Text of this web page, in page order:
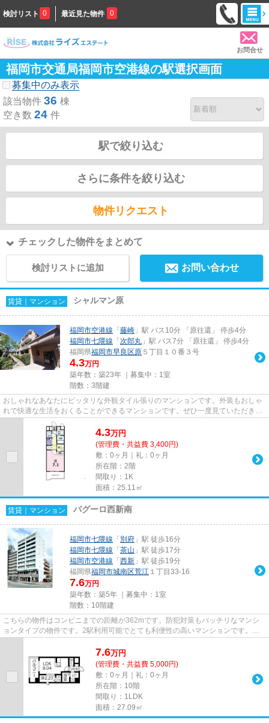
検討リスト 0 最近見た物件 0
お問合せ
福岡市交通局福岡市空港線の駅選択画面
募集中のみ表示
該当物件 36 棟
空き数 24 件
駅で絞り込む
さらに条件を絞り込む
物件リクエスト
チェックした物件をまとめて
検討リストに追加 お問い合わせ
賃貸｜マンション シャルマン原
福岡市空港線 「 藤崎 」駅 バス10分 「原往還」 停歩4分
福岡市七隈線 「 次郎丸 」駅 バス7分 「原往還」 停歩4分
福岡県福岡市早良区原 ５丁目１０番３号
4.3万円
築年数：築23年 ｜募集中： 1室
階数：3階建
おしゃれなあなたにピッタリな外観タイル張りのマンションです。外装もおしゃ
れで快適な生活をおくることができるマンションです。ぜひ一度見ていただきた
い、「シャルマン原」です。...
4.3万円
(管理費・共益費 3,400円)
敷：0ヶ月｜礼：0ヶ月
所在階：2階
間取り：1K
面積：25.11㎡
賃貸｜マンション パグーロ西新南
福岡市七隈線 「 別府 」駅 徒歩16分
福岡市七隈線 「 茶山 」駅 徒歩17分
福岡市空港線 「 西新 」駅 徒歩19分
福岡県福岡市城南区荒江 １丁目33-16
7.6万円
築年数：築5年 ｜募集中： 1室
階数：10階建
こちらの物件はコンビニまでの距離が362mです。防犯対策もバッチリなマンシ
ョンタイプの物件です。2駅利用可能でとても利便性の高いマンションです。共
7.6万円
(管理費・共益費 5,000円)
敷：0ヶ月｜礼：0ヶ月
所在階：10階
間取り：1LDK
面積：27.09㎡